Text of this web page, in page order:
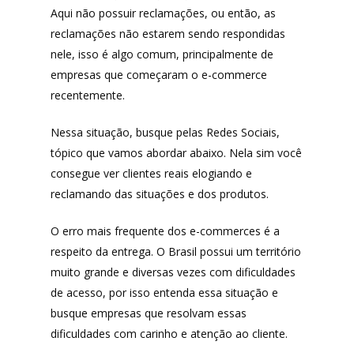
Aqui não possuir reclamações, ou então, as
reclamações não estarem sendo respondidas
nele, isso é algo comum, principalmente de
empresas que começaram o e-commerce
recentemente.
Nessa situação, busque pelas Redes Sociais,
tópico que vamos abordar abaixo. Nela sim você
consegue ver clientes reais elogiando e
reclamando das situações e dos produtos.
O erro mais frequente dos e-commerces é a
respeito da entrega. O Brasil possui um território
muito grande e diversas vezes com dificuldades
de acesso, por isso entenda essa situação e
busque empresas que resolvam essas
dificuldades com carinho e atenção ao cliente.